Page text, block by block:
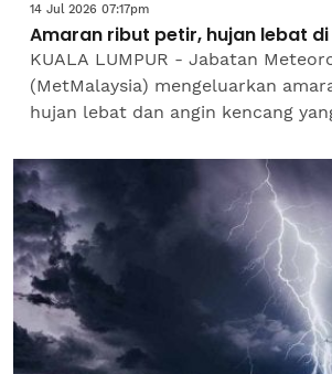
14 Jul 2026 07:17pm
Amaran ribut petir, hujan lebat
KUALA LUMPUR - Jabatan
(MetMalaysia) mengeluarkan
hujan lebat dan angin kencang
ini.Menurut kenyataan...